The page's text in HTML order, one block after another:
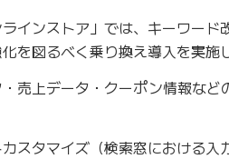
インストア」では、キーワード
を図るべく乗り換え導入を実施
売上データ・クーポン情報など
スタマイズ（検索窓における入